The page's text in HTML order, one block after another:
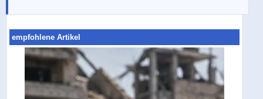
empfohlene Artikel